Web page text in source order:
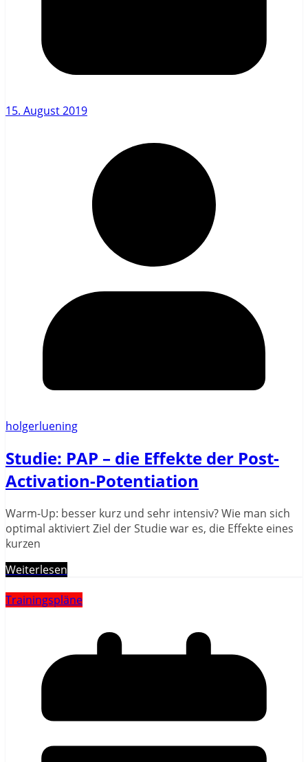
15. August 2019
holgerluening
Studie: PAP – die Effekte der Post-
Activation-Potentiation
Warm-Up: besser kurz und sehr intensiv? Wie man sich
optimal aktiviert Ziel der Studie war es, die Effekte eines
kurzen
Weiterlesen
Trainingspläne